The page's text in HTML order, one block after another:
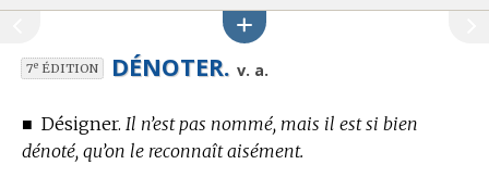
7eÉDITION DÉNOTER. v. a.
■ Désigner. Il n’est pas nommé, mais il est si bien
dénoté, qu’on le reconnaît aisément.